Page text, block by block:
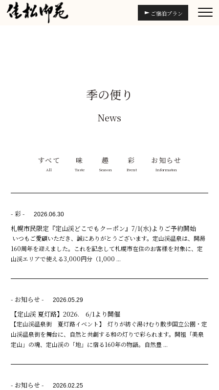
ご宿泊プラン
季の便り
News
すべて
All
味
Taste
趣
Season
彩
Event
お知らせ
Informaton
- 彩 - 2026.06.30
札幌市民限定『定山渓どこでもクーポン』7/1(水)よりご予約開始
いつもご愛顧いただき、誠にありがとうございます。定山渓温泉は、開湯
160周年を迎えました。これを記念して札幌市在住のお客様を対象に、定
山渓エリアで使える3,000円分（1,000 ...
- お知らせ - 2026.05.29
【定山渓 夏灯路】2026. 6/1より開催
【定山渓温泉街 夏灯路イベント】 灯りが紡ぐ湯けむり散歩国立公園・定
山渓温泉街を舞台に、自然と共創する和の灯りで彩られます。開祖「美泉
定山」の魂、定山渓の「地」に宿る160年の物語。自然豊 ...
- お知らせ - 2026.02.25